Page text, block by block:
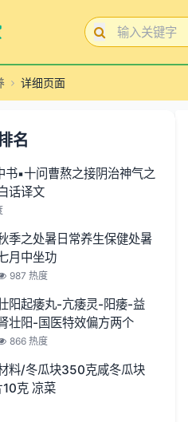
详细页面
名
书▪十问曹熬之接阴治神气之
话译文
季之处暑日常养生保健处暑
月中坐功
987 热度
阳起痿丸-亢痿灵-阳痿-益
壮阳-国医特效偏方两个
866 热度
料/冬瓜块350克咸冬瓜块
克 凉菜